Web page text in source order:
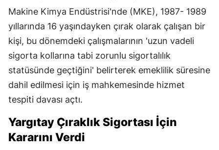
Makine Kimya Endüstrisi'nde (MKE), 1987- 1989
yıllarında 16 yaşındayken çırak olarak çalışan bir
kişi, bu dönemdeki çalışmalarının 'uzun vadeli
sigorta kollarına tabi zorunlu sigortalılık
statüsünde geçtiğini' belirterek emeklilik süresine
dahil edilmesi için iş mahkemesinde hizmet
tespiti davası açtı.
Yargıtay Çıraklık Sigortası İçin
Kararını Verdi